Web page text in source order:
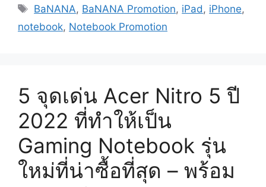
&
Electronic
งาน
ลด
ราคา
ทั้ง
iPhone,
iPad,
Tags
BaNANA, BaNANA Promotion, iPad, iPhone,
notebook, Notebook Promotion
5 จุดเด่น Acer Nitro 5 ปี
2022 ที่ทำให้เป็น
Gaming Notebook รุ่น
ใหม่ที่น่าซื้อที่สุด – พร้อม